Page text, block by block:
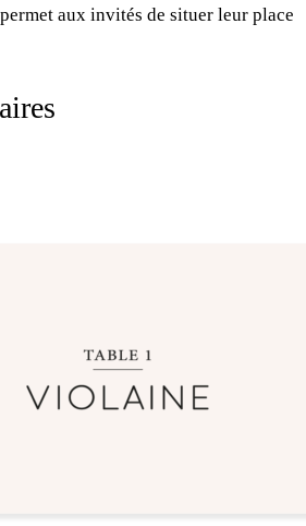
aux invités de situer leur place